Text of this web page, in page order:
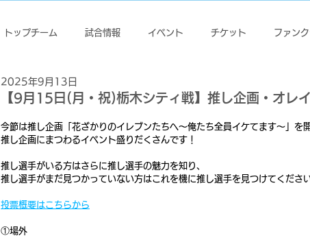
トップチーム 試合情報 イベント チケット ファン
ホームタウン活動
【9月15日(月・祝)栃木シティ戦】推し企画・オレ
2025年9月13日
今節は推し企画「花ざかりのイレブンたちへ～俺たち全員イケてます～」を
推し企画にまつわるイベント盛りだくさんです！
推し選手がいる方はさらに推し選手の魅力を知り、
推し選手がまだ見つかっていない方はこれを機に推し選手を見つけてくださ
投票概要はこちらから
①場外